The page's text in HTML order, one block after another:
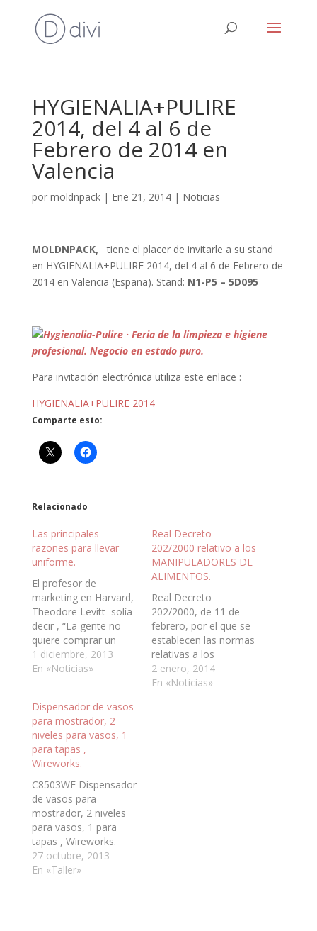
HYGIENALIA+PULIRE
2014, del 4 al 6 de
Febrero de 2014 en
Valencia
por moldnpack| Ene 21, 2014| Noticias
MOLDNPACK,
tiene el placer de invitarle a su stand
en HYGIENALIA+PULIRE 2014, del 4 al 6 de Febrero de
2014 en Valencia (España). Stand: N1-P5 – 5D095
Para invitación electrónica utiliza este enlace :
HYGIENALIA+PULIRE 2014
Comparte esto:
Relacionado
Las principales
razones para llevar
uniforme.
El profesor de
marketing en Harvard,
Theodore Levitt solía
decir , “La gente no
quiere comprar un
taladro de 6 mm.
quieren un agujero de
perfectamente a los
uniformes de
empresa. La empresa
no quiere comprar ó
alquilar uniformes para
sus empleados, en…
1 diciembre, 2013
En «Noticias»
Real Decreto
202/2000 relativo a los
MANIPULADORES DE
ALIMENTOS.
Real Decreto
202/2000, de 11 de
febrero, por el que se
establecen las normas
relativas a los
manipuladores de
alimentos. Las
2 enero, 2014
En «Noticias»
Dispensador de vasos
para mostrador, 2
niveles para vasos, 1
para tapas ,
Wireworks.
C8503WF Dispensador
de vasos para
mostrador, 2 niveles
para vasos, 1 para
tapas , Wireworks.
dispensa todo tipo de
vasos y tapas,
27 octubre, 2013
En «Taller»